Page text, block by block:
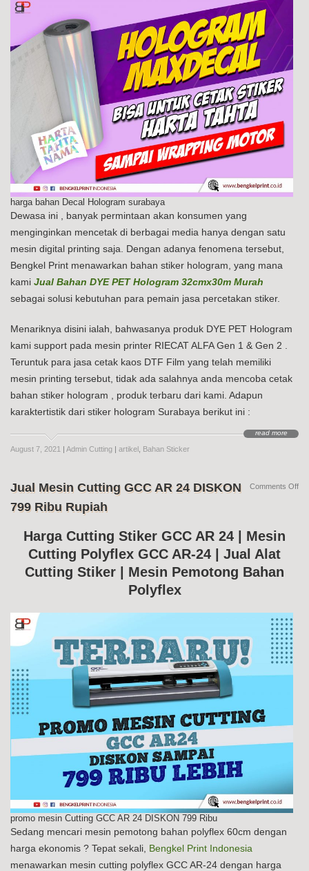
harga bahan Decal Hologram surabaya
Dewasa ini , banyak permintaan akan konsumen yang
menginginkan mencetak di berbagai media hanya dengan satu
mesin digital printing saja. Dengan adanya fenomena tersebut,
Bengkel Print menawarkan bahan stiker hologram, yang mana
kami Jual Bahan DYE PET Hologram 32cmx30m Murah
sebagai solusi kebutuhan para pemain jasa percetakan stiker.
Menariknya disini ialah, bahwasanya produk DYE PET Hologram
kami support pada mesin printer RIECAT ALFA Gen 1 & Gen 2 .
Teruntuk para jasa cetak kaos DTF Film yang telah memiliki
mesin printing tersebut, tidak ada salahnya anda mencoba cetak
bahan stiker hologram , produk terbaru dari kami. Adapun
karaktertistik dari stiker hologram Surabaya berikut ini :
read more
August 7, 2021 | Admin Cutting | artikel Bahan Sticker
Jual Mesin Cutting GCC AR 24 DISKON
799 Ribu Rupiah
Harga Cutting Stiker GCC AR 24 | Mesin
Cutting Polyflex GCC AR-24 | Jual Alat
Cutting Stiker | Mesin Pemotong Bahan
Polyflex
promo mesin Cutting GCC AR 24 DISKON 799 Ribu
Sedang mencari mesin pemotong bahan polyflex 60cm dengan
harga ekonomis ? Tepat sekali, Bengkel Print Indonesia
menawarkan mesin cutting polyflex GCC AR-24 dengan harga
Comments Offon